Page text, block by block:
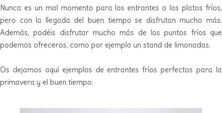
Nunca es un mal momento para los entrantes o los platos fríos,
pero con la llegada del buen tiempo se disfrutan mucho más.
Además, podéis disfrutar mucho más de los puntos fríos que
podemos ofreceros, como por ejemplo un stand de limonadas.
Os dejamos aquí ejemplos de entrantes fríos perfectos para la
primavera y el buen tiempo: